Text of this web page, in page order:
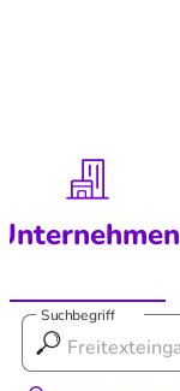
Suchbegriff